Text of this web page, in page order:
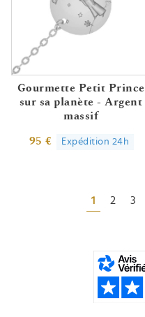
Gourmette Petit Prince
sur sa planète - Argent
massif
95 € Expédition 24h
1 2 3